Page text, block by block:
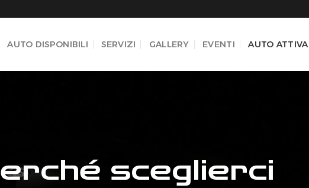
AUTO DISPONIBILI SERVIZI GALLERY EVENTI AUTO ATTIVA
perché sceglierci